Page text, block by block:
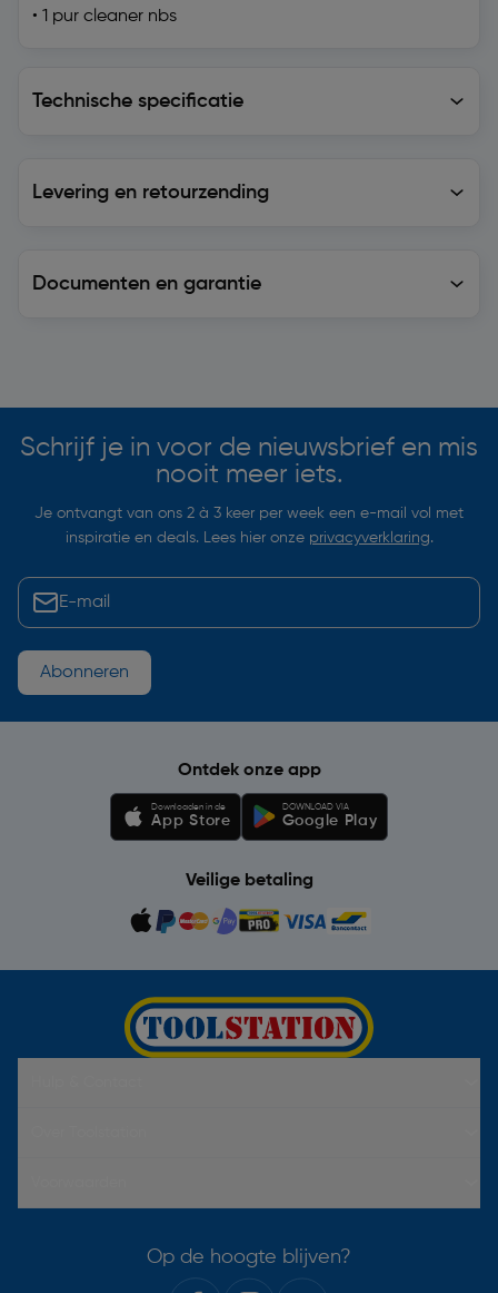
• 1 pur cleaner nbs
Technische specificatie
Levering en retourzending
Documenten en garantie
Schrijf je in voor de nieuwsbrief en mis
nooit meer iets.
Je ontvangt van ons 2 à 3 keer per week een e-mail vol met
inspiratie en deals. Lees hier onze privacyverklaring.
Abonneren
Ontdek onze app
Downloaden in de
App Store
DOWNLOAD VIA
Google Play
Veilige betaling
Op de hoogte blijven?